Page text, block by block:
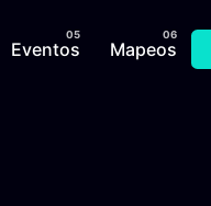
Eventos Mapeos